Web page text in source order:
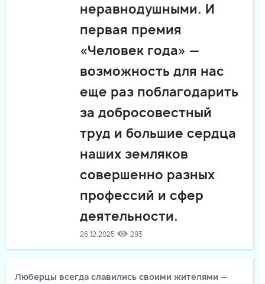
неравнодушными. И
первая премия
«Человек года» —
возможность для нас
еще раз поблагодарить
за добросовестный
труд и большие сердца
наших земляков
совершенно разных
профессий и сфер
деятельности.
26.12.2025 293
Люберцы всегда славились своими жителями —